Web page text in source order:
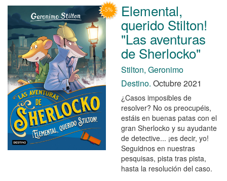
Elemental,
querido Stilton!
"Las aventuras
de Sherlocko"
Stilton, Geronimo
Destino. Octubre 2021
¿Casos imposibles de
resolver? No os preocupéis,
estáis en buenas patas con el
gran Sherlocko y su ayudante
de detective... ¡es decir, yo!
Seguidnos en nuestras
pesquisas, pista tras pista,
hasta la resolución del caso.